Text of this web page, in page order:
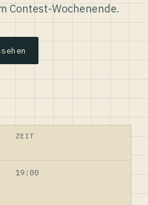
Contest-Wochenende.
ZEIT
19:00